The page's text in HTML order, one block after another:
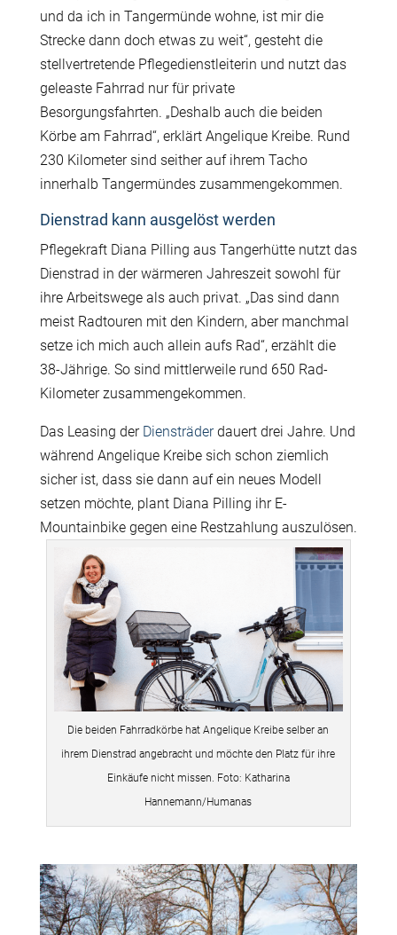
und da ich in Tangermünde wohne, ist mir die
Strecke dann doch etwas zu weit“, gesteht die
stellvertretende Pflegedienstleiterin und nutzt das
geleaste Fahrrad nur für private
Besorgungsfahrten. „Deshalb auch die beiden
Körbe am Fahrrad“, erklärt Angelique Kreibe. Rund
230 Kilometer sind seither auf ihrem Tacho
innerhalb Tangermündes zusammengekommen.
Dienstrad kann ausgelöst werden
Pflegekraft Diana Pilling aus Tangerhütte nutzt das
Dienstrad in der wärmeren Jahreszeit sowohl für
ihre Arbeitswege als auch privat. „Das sind dann
meist Radtouren mit den Kindern, aber manchmal
setze ich mich auch allein aufs Rad“, erzählt die
38-Jährige. So sind mittlerweile rund 650 Rad-
Kilometer zusammengekommen.
Das Leasing der Diensträderdauert drei Jahre. Und
während Angelique Kreibe sich schon ziemlich
sicher ist, dass sie dann auf ein neues Modell
setzen möchte, plant Diana Pilling ihr E-
Mountainbike gegen eine Restzahlung auszulösen.
Die beiden Fahrradkörbe hat Angelique Kreibe selber an
ihrem Dienstrad angebracht und möchte den Platz für ihre
Einkäufe nicht missen. Foto: Katharina
Hannemann/Humanas